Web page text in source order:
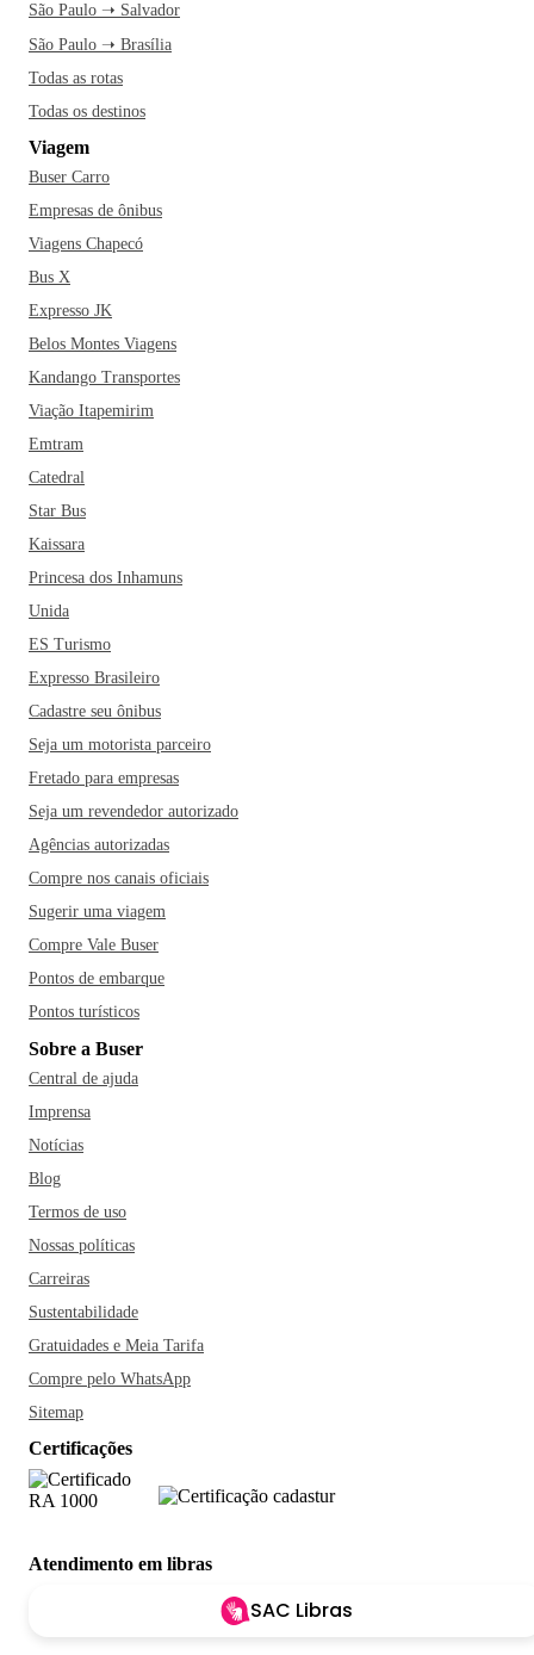
São Paulo ➝ Salvador
São Paulo ➝ Brasília
Todas as rotas
Todas os destinos
Viagem
Buser Carro
Empresas de ônibus
Viagens Chapecó
Bus X
Expresso JK
Belos Montes Viagens
Kandango Transportes
Viação Itapemirim
Emtram
Catedral
Star Bus
Kaissara
Princesa dos Inhamuns
Unida
ES Turismo
Expresso Brasileiro
Cadastre seu ônibus
Seja um motorista parceiro
Fretado para empresas
Seja um revendedor autorizado
Agências autorizadas
Compre nos canais oficiais
Sugerir uma viagem
Compre Vale Buser
Pontos de embarque
Pontos turísticos
Sobre a Buser
Central de ajuda
Imprensa
Notícias
Blog
Termos de uso
Nossas políticas
Carreiras
Sustentabilidade
Gratuidades e Meia Tarifa
Compre pelo WhatsApp
Sitemap
Certificações
Atendimento em libras
SAC Libras